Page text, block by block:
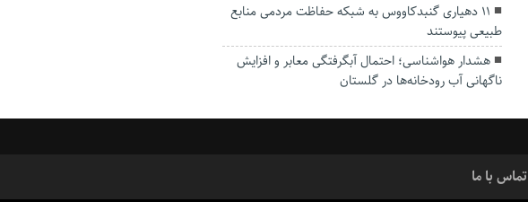
۱۱ دهیاری گنبدکاووس به شبکه حفاظت مردمی منابع
طبیعی پیوستند
هشدار هواشناسی؛ احتمال آبگرفتگی معابر و افزایش
ناگهانی آب رودخانه‌ها در گلستان
تماس با ما